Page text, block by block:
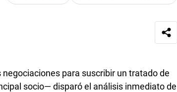
para suscribir un tratado de
socio— disparó el análisis inmediato de